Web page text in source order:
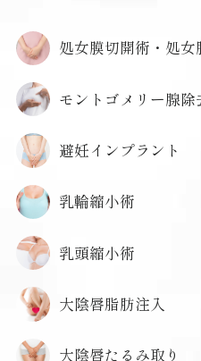
処女膜切開術・処女
モントゴメリー腺除
避妊インプラント
乳輪縮小術
乳頭縮小術
大陰唇脂肪注入
大陰唇たるみ取り